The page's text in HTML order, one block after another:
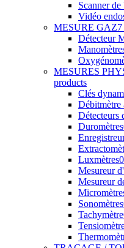
Clés
Débitmètre
Détecteurs
Duromètres
Luxmètres
Mesureur
Mesureur
Sonomètres
Tachymètre
TRACAGE /
Jauge de
Mesureurs
Niveaux
Niveaux
Pied à
Télémètre0
Trusquin1